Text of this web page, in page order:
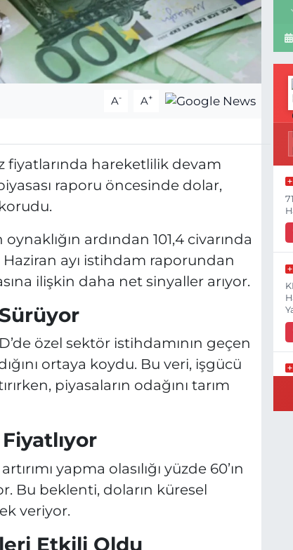
A- A+
fiyatlarında hareketlilik devam
raporu öncesinde dolar,
ardından 101,4 civarında
Haziran ayı istihdam raporundan
ilişkin daha net sinyaller arıyor.
özel sektör istihdamının geçen
ortaya koydu. Bu veri, işgücü
piyasaların odağını tarım
Fiyatlıyor
yapma olasılığı yüzde 60’ın
Bu beklenti, doların küresel
veriyor.
Etkili Oldu